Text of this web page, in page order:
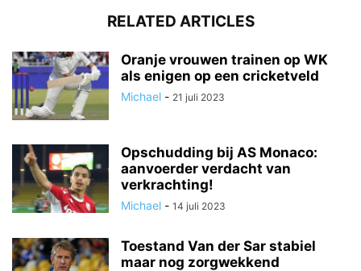
RELATED ARTICLES
Oranje vrouwen trainen op WK
als enigen op een cricketveld
Michael - 21 juli 2023
Opschudding bij AS Monaco:
aanvoerder verdacht van
verkrachting!
Michael - 14 juli 2023
Toestand Van der Sar stabiel
maar nog zorgwekkend